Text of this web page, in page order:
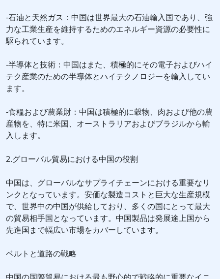
-石油と天然ガス：中国は世界最大の石油輸入国であり、強
力な工業生産を維持するためのエネルギー資源の必要性に
駆られています。
-半導体と技術：中国はまた、積極的にその電子およびハイ
テク産業のための半導体とハイテクノロジーを輸入してい
ます。
-食糧および農業財：中国は積極的に穀物、肉および他の農
産物を、特に米国、オーストラリアおよびブラジルから輸
入します。
2.グローバル貿易における中国の役割
中国は、グローバルなサプライチェーンにおける重要なリ
ンクとなっています。安価な製造コストと巨大な生産規模
で、世界中の中国が供給しており、多くの国にとって最大
の貿易相手国となっています。中国製品は発展途上国から
先進国まで幅広い市場をカバーしています。
ベルトと道路の戦略